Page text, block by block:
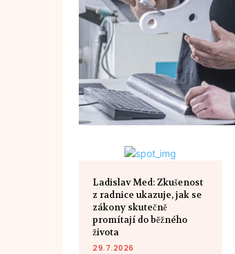
Ladislav Med: Zkušenost
z radnice ukazuje, jak se
zákony skutečně
promítají do běžného
života
29.7.2026